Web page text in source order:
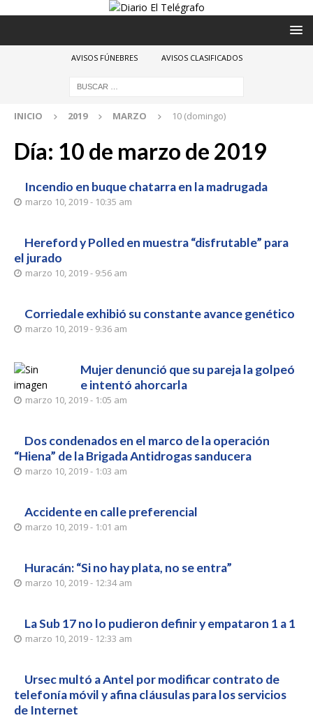
AVISOS FÚNEBRES AVISOS CLASIFICADOS
INICIO 2019 MARZO 10 (domingo)
Día: 10 de marzo de 2019
Incendio en buque chatarra en la madrugada
marzo 10, 2019 - 10:35 am
Hereford y Polled en muestra “disfrutable” para
el jurado
marzo 10, 2019 - 9:56 am
Corriedale exhibió su constante avance genético
marzo 10, 2019 - 9:36 am
Mujer denunció que su pareja la golpeó
e intentó ahorcarla
marzo 10, 2019 - 1:05 am
Dos condenados en el marco de la operación
“Hiena” de la Brigada Antidrogas sanducera
marzo 10, 2019 - 1:03 am
Accidente en calle preferencial
marzo 10, 2019 - 1:01 am
Huracán: “Si no hay plata, no se entra”
marzo 10, 2019 - 12:34 am
La Sub 17 no lo pudieron definir y empataron 1 a 1
marzo 10, 2019 - 12:33 am
Ursec multó a Antel por modificar contrato de
telefonía móvil y afina cláusulas para los servicios
de Internet